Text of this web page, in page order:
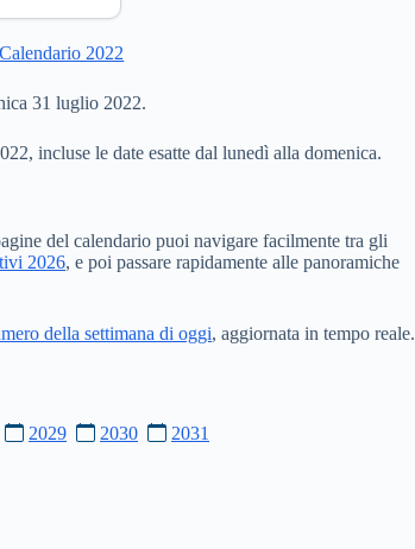
Calendario 2022
31 luglio 2022.
incluse le date esatte dal lunedì alla domenica.
del calendario puoi navigare facilmente tra gli
2026, e poi passare rapidamente alle panoramiche
della settimana di oggi, aggiornata in tempo reale.
2029 2030 2031